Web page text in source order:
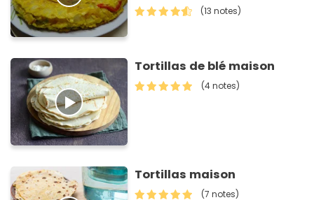
(13 notes)
Tortillas de blé maison
(4 notes)
Tortillas maison
(7 notes)